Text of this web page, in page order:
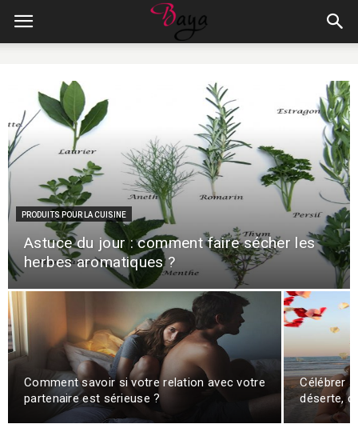
PRODUITS POUR LA CUISINE
Astuce du jour : comment faire sécher les
herbes aromatiques ?
Comment savoir si votre relation avec votre
partenaire est sérieuse ?
Célébrer
déserte,